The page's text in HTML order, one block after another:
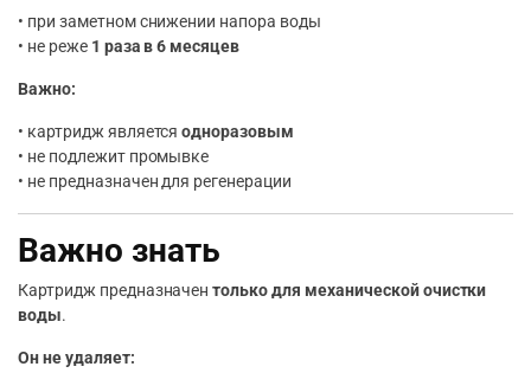
• при заметном снижении напора воды
• не реже 1 раза в 6 месяцев
Важно:
• картридж являетсяодноразовым
• не подлежит промывке
• не предназначен для регенерации
Важно знать
Картридж предназначентолько для механической очистки
воды.
Он не удаляет: